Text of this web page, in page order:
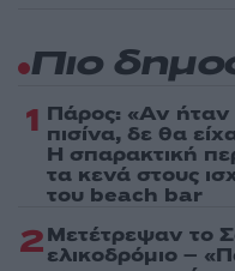
Πιο
1 Πάρος: «Αν
πισίνα, δε θα
Η σπαρακτική
τα κενά στους
του beach bar
2Μετέτρεψαν το
ελικοδρόμιο –